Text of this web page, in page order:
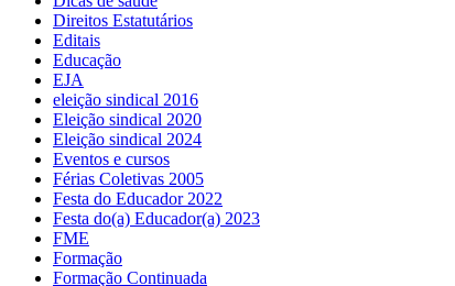
Direitos Estatutários
Editais
Educação
EJA
eleição sindical 2016
Eleição sindical 2020
Eleição sindical 2024
Eventos e cursos
Férias Coletivas 2005
Festa do Educador 2022
Festa do(a) Educador(a) 2023
FME
Formação
Formação Continuada